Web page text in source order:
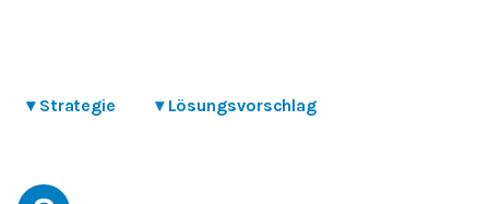
▾ Strategie ▾ Lösungsvorschlag